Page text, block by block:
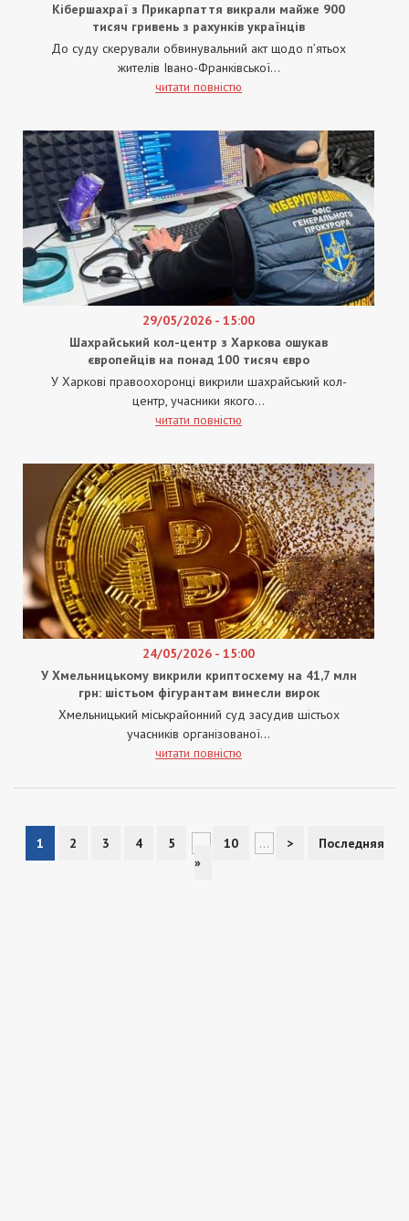
Кібершахраї з Прикарпаття викрали майже 900
тисяч гривень з рахунків українців
До суду скерували обвинувальний акт щодо п’ятьох
жителів Івано-Франківської...
читати повністю
29/05/2026 - 15:00
Шахрайський кол-центр з Харкова ошукав
європейців на понад 100 тисяч євро
У Харкові правоохоронці викрили шахрайський кол-
центр, учасники якого...
читати повністю
24/05/2026 - 15:00
У Хмельницькому викрили криптосхему на 41,7 млн
грн: шістьом фігурантам винесли вирок
Хмельницький міськрайонний суд засудив шістьох
учасників організованої...
читати повністю
1 2 3 4 5 10 ... >
Последняя
»